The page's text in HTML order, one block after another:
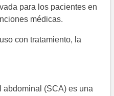
para los pacientes en
médicas.
con tratamiento, la
abdominal (SCA) es una